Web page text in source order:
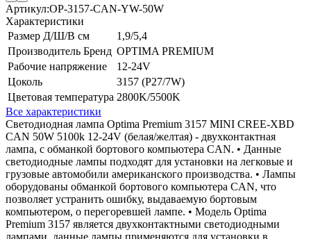
Артикул:OP-3157-CAN-YW-50W
Характеристики
Размер Д/Ш/В см
1,9/5,4
Производитель Бренд OPTIMA PREMIUM
Рабочие напряжение
12-24V
Цоколь
3157 (P27/7W)
Цветовая температура 2800K/5500K
Все характеристики
Светодиодная лампа Optima Premium 3157 MINI CREE-XBD
CAN 50W 5100k 12-24V (белая/желтая) - двухконтактная
лампа, с обманкой бортового компьютера CAN. • Данные
светодиодные лампы подходят для установки на легковые и
грузовые автомобили американского производства. • Лампы
оборудованы обманкой бортового компьютера CAN, что
позволяет устранить ошибку, выдаваемую бортовым
компьютером, о перегоревшей лампе. • Модель Optima
Premium 3157 является двухконтактными светодиодными
лампами, данные лампы применяются для установки в